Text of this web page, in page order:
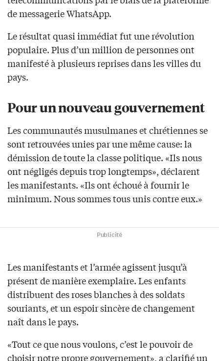
de messagerie WhatsApp.
Le résultat quasi immédiat fut une révolution
populaire. Plus d’un million de personnes ont
manifesté à plusieurs reprises dans les villes du
pays.
Pour un nouveau gouvernement
Les communautés musulmanes et chrétiennes se
sont retrouvées unies par une même cause: la
démission de toute la classe politique. «Ils nous
ont négligés depuis trop longtemps», déclarent
les manifestants. «Ils ont échoué à fournir le
minimum. Nous sommes tous unis contre eux.»
Publicité
Les manifestants et l’armée agissent jusqu’à
présent de manière exemplaire. Les enfants
distribuent des roses blanches à des soldats
souriants, et un espoir sincère de changement
naît dans le pays.
«Tout ce que nous voulons, c’est le pouvoir de
choisir notre propre gouvernement», a clarifié un